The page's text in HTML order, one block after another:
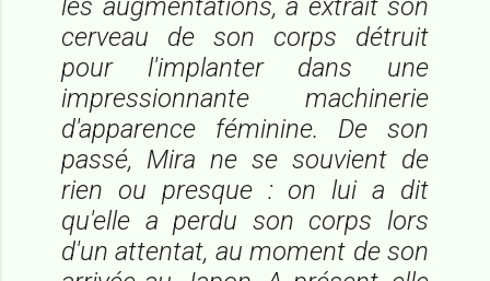
les augmentations, a extrait son
cerveau de son corps détruit
pour l'implanter dans une
impressionnante machinerie
d'apparence féminine. De son
passé, Mira ne se souvient de
rien ou presque : on lui a dit
qu'elle a perdu son corps lors
d'un attentat, au moment de son